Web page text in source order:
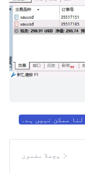
ممکن نہیں ہے۔
پچھلا مضمون